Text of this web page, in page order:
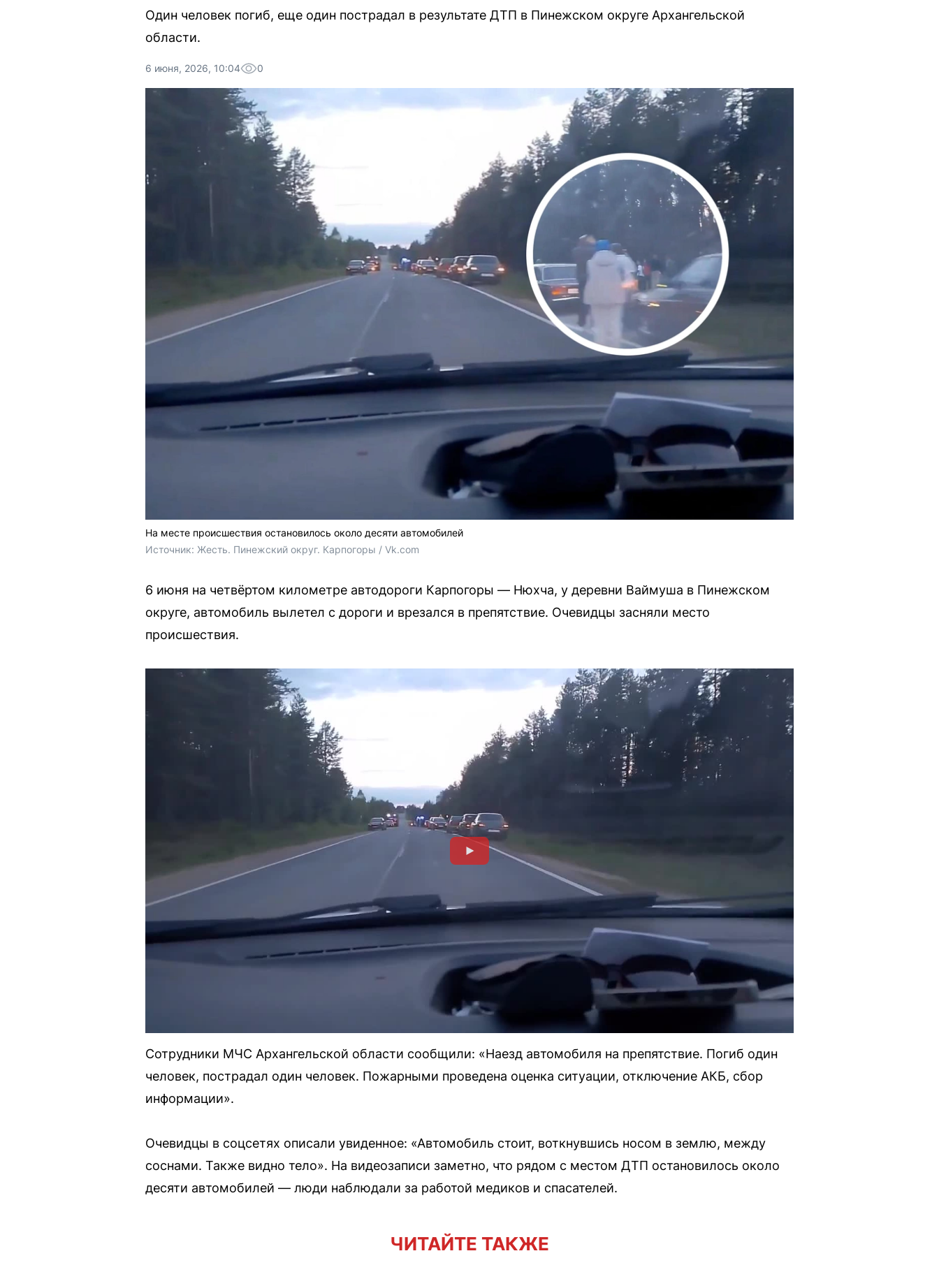
Один человек погиб, еще один пострадал в результате ДТП в Пинежском округе Архангельской
области.
6 июня, 2026, 10:04 0
На месте происшествия остановилось около десяти автомобилей
Источник: Жесть. Пинежский округ. Карпогоры / Vk.com
6 июня на четвёртом километре автодороги Карпогоры — Нюхча, у деревни Ваймуша в Пинежском
округе, автомобиль вылетел с дороги и врезался в препятствие. Очевидцы засняли место
происшествия.
Сотрудники МЧС Архангельской области сообщили: «Наезд автомобиля на препятствие. Погиб один
человек, пострадал один человек. Пожарными проведена оценка ситуации, отключение АКБ, сбор
информации».
Очевидцы в соцсетях описали увиденное: «Автомобиль стоит, воткнувшись носом в землю, между
соснами. Также видно тело». На видеозаписи заметно, что рядом с местом ДТП остановилось около
десяти автомобилей — люди наблюдали за работой медиков и спасателей.
ЧИТАЙТЕ ТАКЖЕ